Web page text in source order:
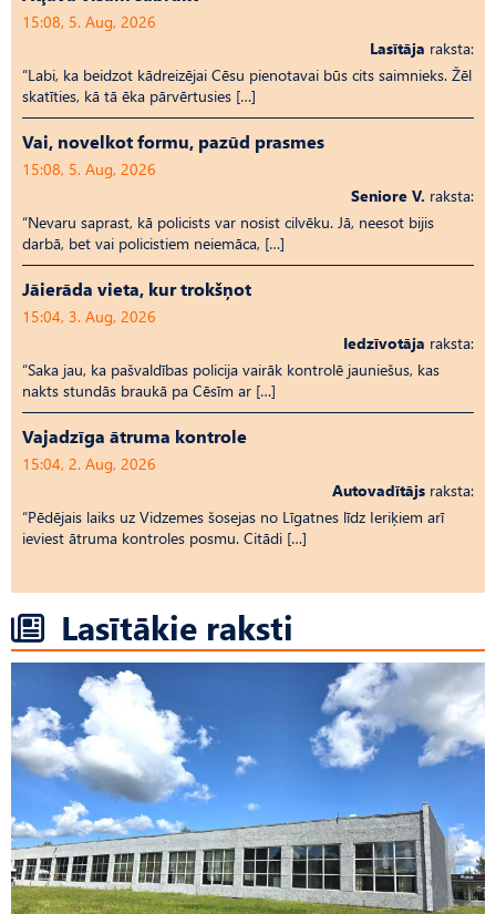
15:08, 5. Aug, 2026
Lasītāja raksta:
“Labi, ka beidzot kādreizējai Cēsu pienotavai būs cits saimnieks. Žēl
skatīties, kā tā ēka pārvērtusies […]
Vai, novelkot formu, pazūd prasmes
15:08, 5. Aug, 2026
Seniore V. raksta:
“Nevaru saprast, kā policists var nosist cilvēku. Jā, neesot bijis
darbā, bet vai policistiem neiemāca, […]
Jāierāda vieta, kur trokšņot
15:04, 3. Aug, 2026
Iedzīvotāja raksta:
“Saka jau, ka pašvaldības policija vairāk kontrolē jauniešus, kas
nakts stundās braukā pa Cēsīm ar […]
Vajadzīga ātruma kontrole
15:04, 2. Aug, 2026
Autovadītājs raksta:
“Pēdējais laiks uz Vid­ze­mes šosejas no Līgatnes līdz Ieriķiem arī
ieviest ātruma kontroles posmu. Citādi […]
Lasītākie raksti